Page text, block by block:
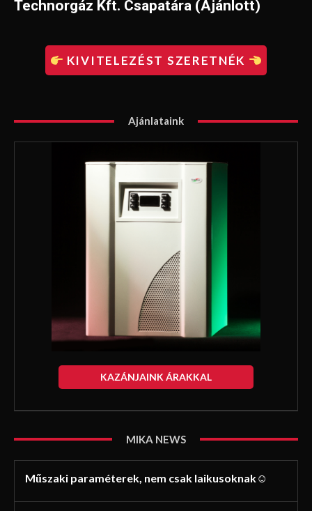
Technorgáz Kft. Csapatára (Ajánlott)
KIVITELEZÉST SZERETNÉK
Ajánlataink
KAZÁNJAINK ÁRAKKAL
MIKA NEWS
Műszaki paraméterek, nem csak laikusoknak☺